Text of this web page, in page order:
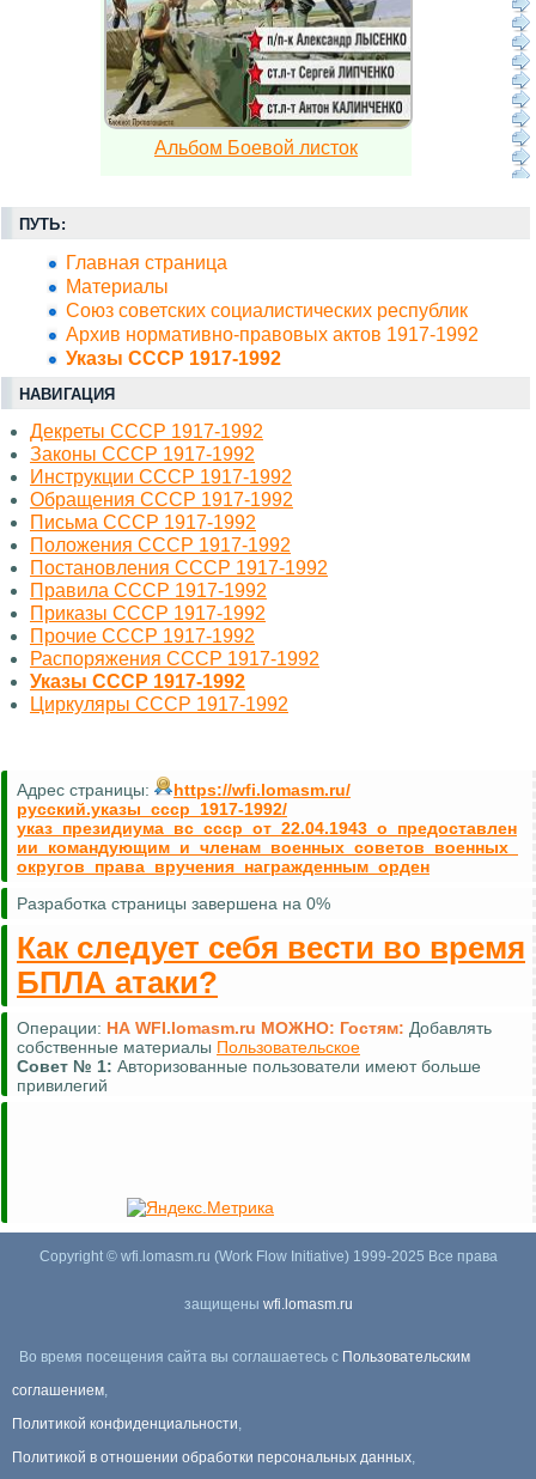
Альбом Боевой листок
ПУТЬ:
Главная страница
Материалы
Союз советских социалистических республик
Архив нормативно-правовых актов 1917-1992
Указы СССР 1917-1992
НАВИГАЦИЯ
Декреты СССР 1917-1992
Законы СССР 1917-1992
Инструкции СССР 1917-1992
Обращения СССР 1917-1992
Письма СССР 1917-1992
Положения СССР 1917-1992
Постановления СССР 1917-1992
Правила СССР 1917-1992
Приказы СССР 1917-1992
Прочие СССР 1917-1992
Распоряжения СССР 1917-1992
Указы СССР 1917-1992
Циркуляры СССР 1917-1992
Адрес страницы:
https://wfi.lomasm.ru/
русский.указы_ссср_1917-1992/
указ_президиума_вс_ссср_от_22.04.1943_о_предоставлен
ии_командующим_и_членам_военных_советов_военных_
округов_права_вручения_награжденным_орден
Разработка страницы завершена на 0%
Как следует себя вести во время
БПЛА атаки?
Операции: НА WFI.lomasm.ru МОЖНО: Гостям: Добавлять
собственные материалы Пользовательское
Совет № 1: Авторизованные пользователи имеют больше
привилегий
Copyright © wfi.lomasm.ru (Work Flow Initiative) 1999-2025 Все права
защищены wfi.lomasm.ru
Во время посещения сайта вы соглашаетесь с Пользовательским
соглашением,
Политикой конфиденциальности,
Политикой в отношении обработки персональных данных,